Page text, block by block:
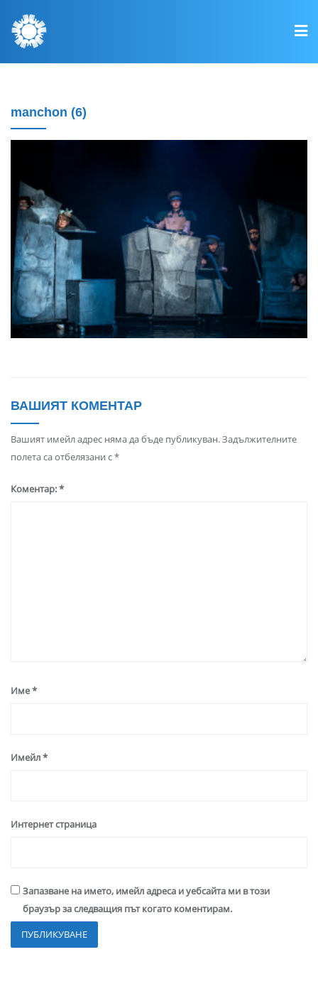
manchon (6)
ВАШИЯТ КОМЕНТАР
Вашият имейл адрес няма да бъде публикуван.Задължителните
полета са отбелязани с*
Коментар:*
Име*
Имейл*
Интернет страница
Запазване на името, имейл адреса и уебсайта ми в този
браузър за следващия път когато коментирам.